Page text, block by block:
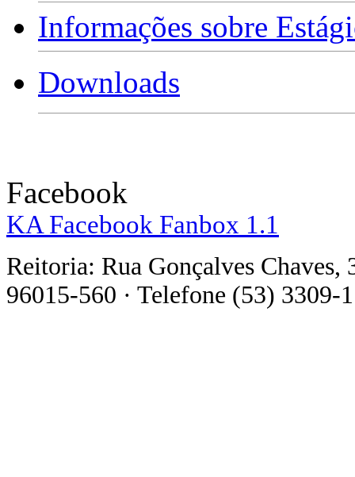
Informações sobre
Downloads
Facebook
KA Facebook Fanbox 1.1
Reitoria: Rua Gonçalves
96015-560 · Telefone (53) 3309-